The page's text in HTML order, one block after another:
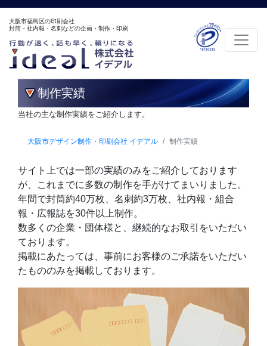
大阪市福島区の印刷会社
封筒・社内報・名刺などの企画・制作・印刷
制作実績
当社の主な制作実績をご紹介します。
大阪市デザイン制作・印刷会社 イデアル 制作実績
サイト上では一部の実績のみをご紹介しております
が、これまでに多数の制作を手がけてまいりました。
年間で封筒約40万枚、名刺約3万枚、社内報・組合
報・広報誌を30件以上制作。
数多くの企業・団体様と、継続的なお取引をいただい
ております。
掲載にあたっては、事前にお客様のご承諾をいただい
たもののみを掲載しております。